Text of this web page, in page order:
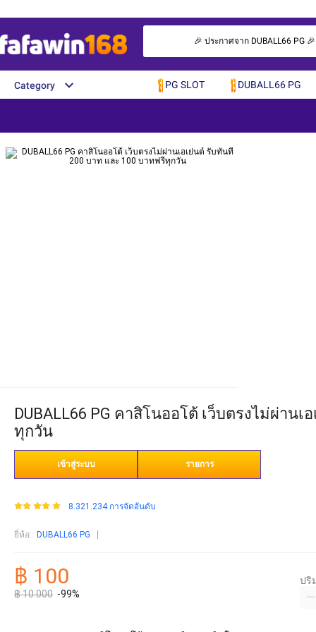
🎉 ประกาศจาก DUBALL66
Category PG SLOT DUBALL66 PG
DUBALL66 PG คาสิโนออโต้ เว็บตรงไม่ผ่าน
ทุกวัน
เข้าสู่ระบบ รายการ
8.321.234 การจัดอันดับ
ยี่ห้อ: DUBALL66 PG
฿ 100
฿ 10.000 -99%
ปริ